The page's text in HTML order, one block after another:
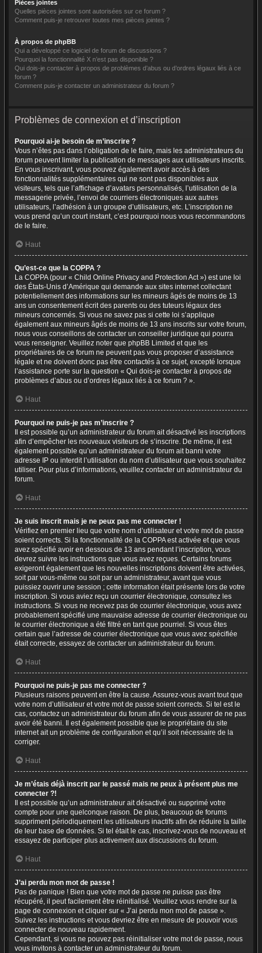
Pièces jointes
Quelles pièces jointes sont autorisées sur ce forum ?
Comment puis-je retrouver toutes mes pièces jointes ?
À propos de phpBB
Qui a développé ce logiciel de forum de discussions ?
Pourquoi la fonctionnalité X n’est pas disponible ?
Qui dois-je contacter à propos de problèmes d’abus ou d’ordres légaux liés à ce
forum ?
Comment puis-je contacter un administrateur du forum ?
Problèmes de connexion et d’inscription
Pourquoi ai-je besoin de m’inscrire ?
Vous n’êtes pas dans l’obligation de le faire, mais les administrateurs du
forum peuvent limiter la publication de messages aux utilisateurs inscrits.
En vous inscrivant, vous pouvez également avoir accès à des
fonctionnalités supplémentaires qui ne sont pas disponibles aux
visiteurs, tels que l’affichage d’avatars personnalisés, l’utilisation de la
messagerie privée, l’envoi de courriers électroniques aux autres
utilisateurs, l’adhésion à un groupe d’utilisateurs, etc. L’inscription ne
vous prend qu’un court instant, c’est pourquoi nous vous recommandons
de le faire.
Haut
Qu’est-ce que la COPPA ?
La COPPA (pour « Child Online Privacy and Protection Act ») est une loi
des États-Unis d’Amérique qui demande aux sites internet collectant
potentiellement des informations sur les mineurs âgés de moins de 13
ans un consentement écrit des parents ou des tuteurs légaux des
mineurs concernés. Si vous ne savez pas si cette loi s’applique
également aux mineurs âgés de moins de 13 ans inscrits sur votre forum,
nous vous conseillons de contacter un conseiller juridique qui pourra
vous renseigner. Veuillez noter que phpBB Limited et que les
propriétaires de ce forum ne peuvent pas vous proposer d’assistance
légale et ne doivent donc pas être contactés à ce sujet, excepté lorsque
l’assistance porte sur la question « Qui dois-je contacter à propos de
problèmes d’abus ou d’ordres légaux liés à ce forum ? ».
Haut
Pourquoi ne puis-je pas m’inscrire ?
Il est possible qu’un administrateur du forum ait désactivé les inscriptions
afin d’empêcher les nouveaux visiteurs de s’inscrire. De même, il est
également possible qu’un administrateur du forum ait banni votre
adresse IP ou interdit l’utilisation du nom d’utilisateur que vous souhaitez
utiliser. Pour plus d’informations, veuillez contacter un administrateur du
forum.
Haut
Je suis inscrit mais je ne peux pas me connecter !
Vérifiez en premier lieu que votre nom d’utilisateur et votre mot de passe
soient corrects. Si la fonctionnalité de la COPPA est activée et que vous
avez spécifié avoir en dessous de 13 ans pendant l’inscription, vous
devrez suivre les instructions que vous avez reçues. Certains forums
exigeront également que les nouvelles inscriptions doivent être activées,
soit par vous-même ou soit par un administrateur, avant que vous
puissiez ouvrir une session ; cette information était présente lors de votre
inscription. Si vous aviez reçu un courrier électronique, consultez les
instructions. Si vous ne recevez pas de courrier électronique, vous avez
probablement spécifié une mauvaise adresse de courrier électronique ou
le courrier électronique a été filtré en tant que pourriel. Si vous êtes
certain que l’adresse de courrier électronique que vous avez spécifiée
était correcte, essayez de contacter un administrateur du forum.
Haut
Pourquoi ne puis-je pas me connecter ?
Plusieurs raisons peuvent en être la cause. Assurez-vous avant tout que
votre nom d’utilisateur et votre mot de passe soient corrects. Si tel est le
cas, contactez un administrateur du forum afin de vous assurer de ne pas
avoir été banni. Il est également possible que le propriétaire du site
internet ait un problème de configuration et qu’il soit nécessaire de la
corriger.
Haut
Je m’étais déjà inscrit par le passé mais ne peux à présent plus me
connecter ?!
Il est possible qu’un administrateur ait désactivé ou supprimé votre
compte pour une quelconque raison. De plus, beaucoup de forums
suppriment périodiquement les utilisateurs inactifs afin de réduire la taille
de leur base de données. Si tel était le cas, inscrivez-vous de nouveau et
essayez de participer plus activement aux discussions du forum.
Haut
J’ai perdu mon mot de passe !
Pas de panique ! Bien que votre mot de passe ne puisse pas être
récupéré, il peut facilement être réinitialisé. Veuillez vous rendre sur la
page de connexion et cliquer sur « J’ai perdu mon mot de passe ».
Suivez les instructions et vous devriez être en mesure de pouvoir vous
connecter de nouveau rapidement.
Cependant, si vous ne pouvez pas réinitialiser votre mot de passe, nous
vous invitons à contacter un administrateur du forum.